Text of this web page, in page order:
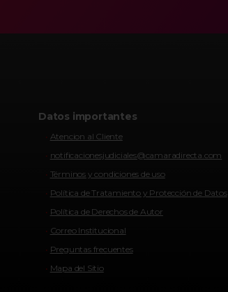
Datos importantes
Atencion al Cliente
notificacionesjudiciales@camaradirecta.com
Términos y condiciones de uso
Política de Tratamiento y Protección de Datos
Política de Derechos de Autor
Correo Institucional
Preguntas frecuentes
Mapa del Sitio